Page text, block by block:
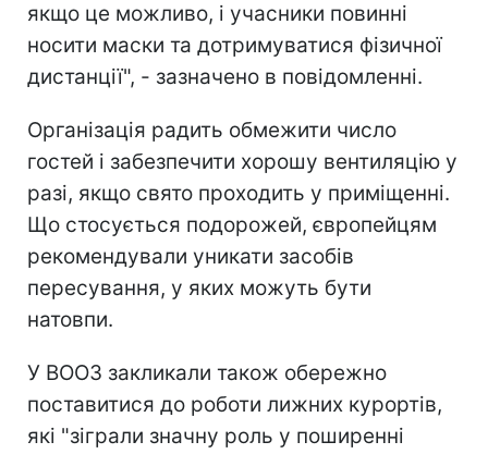
якщо це можливо, і учасники повинні
носити маски та дотримуватися фізичної
дистанції", - зазначено в повідомленні.
Організація радить обмежити число
гостей і забезпечити хорошу вентиляцію у
разі, якщо свято проходить у приміщенні.
Що стосується подорожей, європейцям
рекомендували уникати засобів
пересування, у яких можуть бути
натовпи.
У ВООЗ закликали також обережно
поставитися до роботи лижних курортів,
які "зіграли значну роль у поширенні